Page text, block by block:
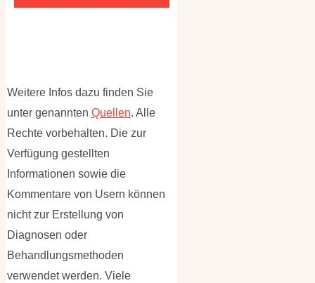
Weitere Infos dazu finden Sie
unter genannten Quellen. Alle
Rechte vorbehalten. Die zur
Verfügung gestellten
Informationen sowie die
Kommentare von Usern können
nicht zur Erstellung von
Diagnosen oder
Behandlungsmethoden
verwendet werden. Viele